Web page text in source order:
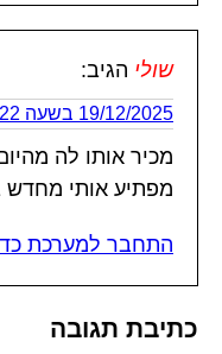
שולי הגיב:
19/12/2025 בשעה 13:45:22
מכיר אותו לה
מפתיע אותי מחדש
התחבר למערכת
כתיבת תגובה